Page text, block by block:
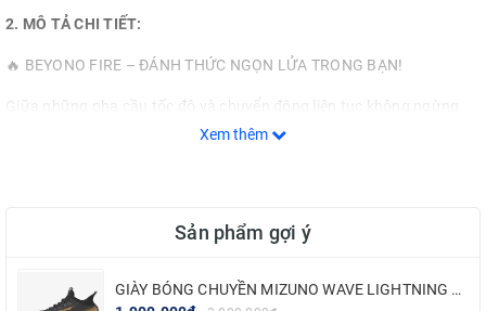
2. MÔ TẢ CHI TIẾT:
🔥 BEYONO FIRE – ĐÁNH THỨC NGỌN LỬA TRONG BẠN!
Giữa những pha cầu tốc độ và chuyển động liên tục không ngừng
nghỉ, thứ giữ cho vận động viên luôn bền bỉ, chính là ngọn lửa bên
💥 Beyono FIRE – đôi giày cầu lông được sinh ra để khơi dậy tinh
🔍 Vì sao FIRE là “ngọn lửa” bạn cần trên sân đấu?
Xem thêm
Sản phẩm gợi ý
GIÀY BÓNG CHUYỀN MIZUNO WAVE LIGHTNING NEO 2 - ĐEN VÀNG